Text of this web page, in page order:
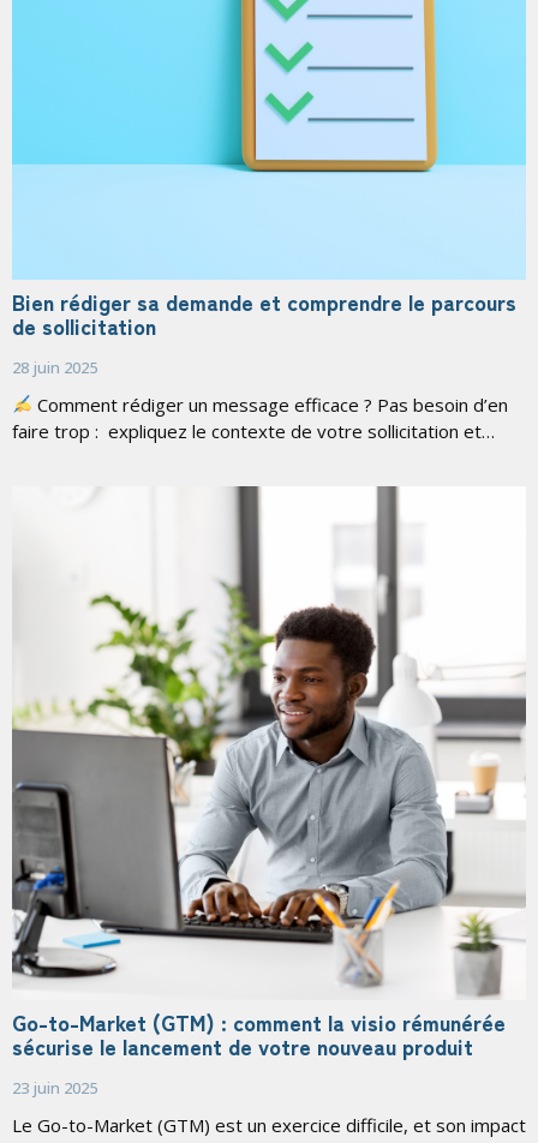
Bien rédiger sa demande et comprendre le parcours
de sollicitation
28 juin 2025
Comment rédiger un message efficace ? Pas besoin d’en
faire trop : expliquez le contexte de votre sollicitation et…
Go-to-Market (GTM) : comment la visio rémunérée
sécurise le lancement de votre nouveau produit
23 juin 2025
Le Go-to-Market (GTM) est un exercice difficile, et son impact